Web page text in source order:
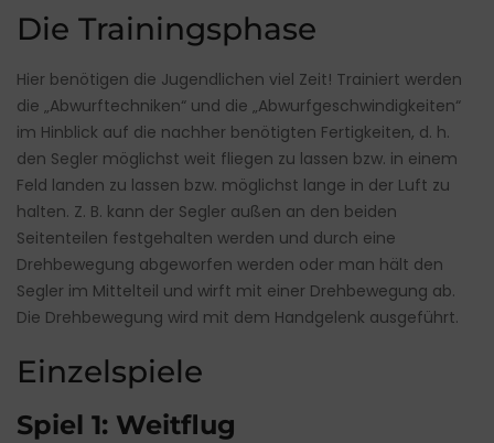
Die Trainingsphase
Hier benötigen die Jugendlichen viel Zeit! Trainiert werden
die „Abwurftechniken“ und die „Abwurfgeschwindigkeiten“
im Hinblick auf die nachher benötigten Fertigkeiten, d. h.
den Segler möglichst weit fliegen zu lassen bzw. in einem
Feld landen zu lassen bzw. möglichst lange in der Luft zu
halten. Z. B. kann der Segler außen an den beiden
Seitenteilen festgehalten werden und durch eine
Drehbewegung abgeworfen werden oder man hält den
Segler im Mittelteil und wirft mit einer Drehbewegung ab.
Die Drehbewegung wird mit dem Handgelenk ausgeführt.
Einzelspiele
Spiel 1: Weitflug